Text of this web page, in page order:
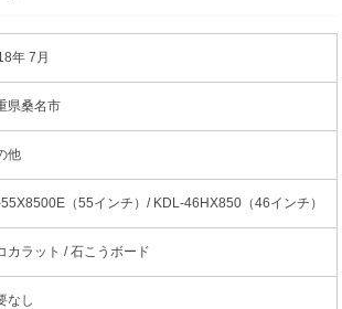
年 7月
県桑名市
他
（55インチ）/ KDL-46HX850（46インチ）
カラット / 石こうボード
なし